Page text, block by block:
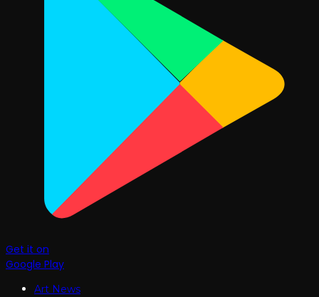
Get it on
Google Play
Art News